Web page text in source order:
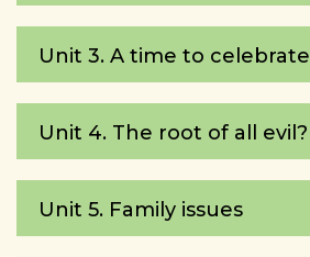
Unit 3. A time to celebrate
Unit 4. The root of all evil?
Unit 5. Family issues